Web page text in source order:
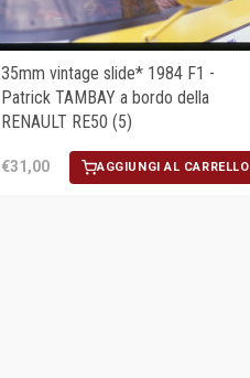
35mm vintage slide* 1984 F1 -
Patrick TAMBAY a bordo della
RENAULT RE50 (5)
€31,00 AGGIUNGI AL CARRELLO